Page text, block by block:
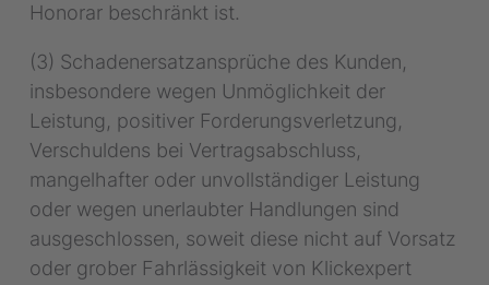
Honorar beschränkt ist.
(3) Schadenersatzansprüche des Kunden,
insbesondere wegen Unmöglichkeit der
Leistung, positiver Forderungsverletzung,
Verschuldens bei Vertragsabschluss,
mangelhafter oder unvollständiger Leistung
oder wegen unerlaubter Handlungen sind
ausgeschlossen, soweit diese nicht auf Vorsatz
oder grober Fahrlässigkeit von Klickexpert